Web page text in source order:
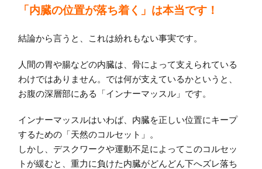
「内臓の位置が落ち着く」は本当です！
結論から言うと、これは紛れもない事実です。
人間の胃や腸などの内臓は、骨によって支えられている
わけではありません。では何が支えているかというと、
お腹の深層部にある「インナーマッスル」です。
インナーマッスルはいわば、内臓を正しい位置にキープ
するための「天然のコルセット」。
しかし、デスクワークや運動不足によってこのコルセッ
トが緩むと、重力に負けた内臓がどんどん下へズレ落ち